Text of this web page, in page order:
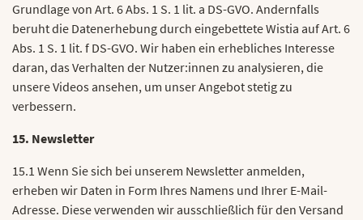
Grundlage von Art. 6 Abs. 1 S. 1 lit. a DS-GVO. Andernfalls
beruht die Datenerhebung durch eingebettete Wistia auf Art. 6
Abs. 1 S. 1 lit. f DS-GVO. Wir haben ein erhebliches Interesse
daran, das Verhalten der Nutzer:innen zu analysieren, die
unsere Videos ansehen, um unser Angebot stetig zu
verbessern.
15. Newsletter
15.1 Wenn Sie sich bei unserem Newsletter anmelden,
erheben wir Daten in Form Ihres Namens und Ihrer E-Mail-
Adresse. Diese verwenden wir ausschließlich für den Versand